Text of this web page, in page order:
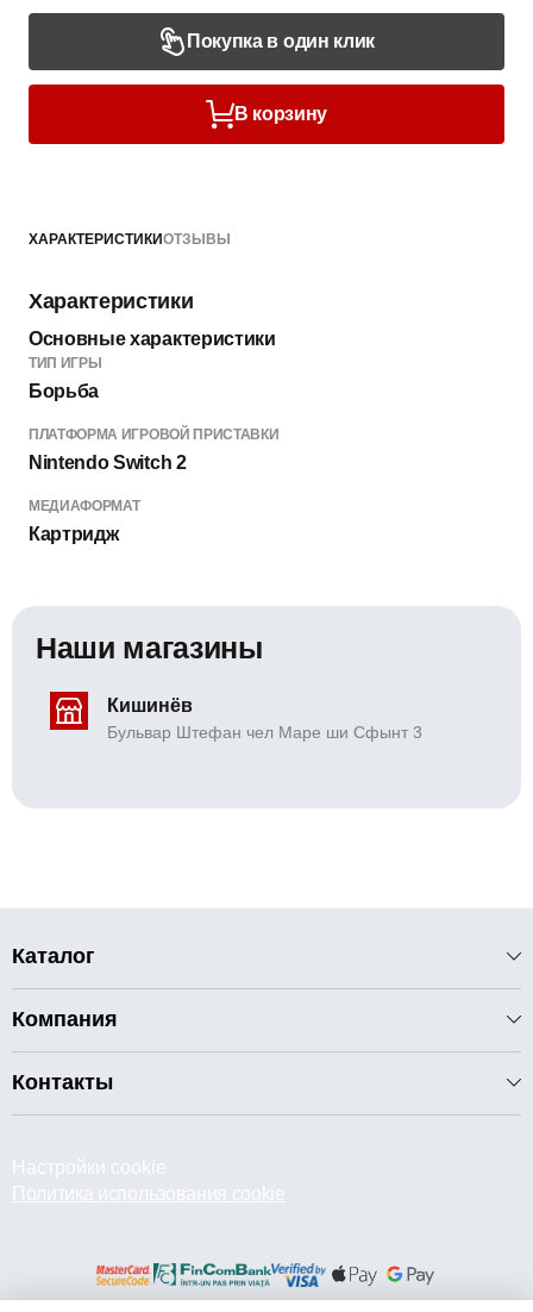
Покупка в один клик
В корзину
ХАРАКТЕРИСТИКИОТЗЫВЫ
Характеристики
Основные характеристики
ТИП ИГРЫ
Борьба
ПЛАТФОРМА ИГРОВОЙ ПРИСТАВКИ
Nintendo Switch 2
МЕДИАФОРМАТ
Картридж
Наши магазины
Кишинёв
Бульвар Штефан чел Маре ши Сфынт 3
Каталог
Компания
Контакты
Настройки cookie
Политика использования cookie